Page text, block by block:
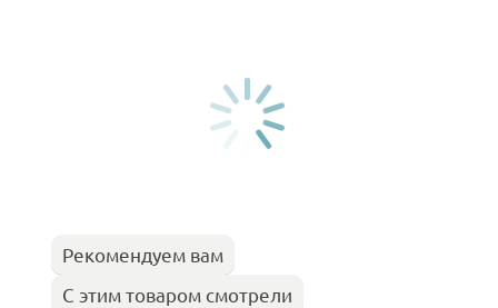
Рекомендуем вам
С этим товаром смотрели